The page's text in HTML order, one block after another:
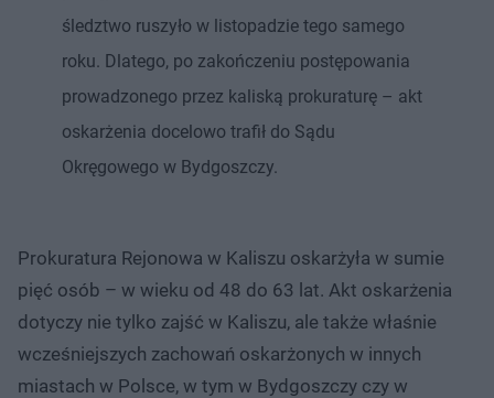
śledztwo ruszyło w listopadzie tego samego
roku. Dlatego, po zakończeniu postępowania
prowadzonego przez kaliską prokuraturę – akt
oskarżenia docelowo trafił do Sądu
Okręgowego w Bydgoszczy.
Prokuratura Rejonowa w Kaliszu oskarżyła w sumie
pięć osób – w wieku od 48 do 63 lat. Akt oskarżenia
dotyczy nie tylko zajść w Kaliszu, ale także właśnie
wcześniejszych zachowań oskarżonych w innych
miastach w Polsce, w tym w Bydgoszczy czy w